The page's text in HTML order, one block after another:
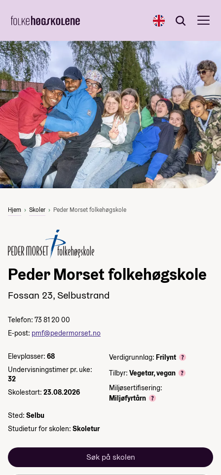
English Søk
Søk
Hjem Skoler Peder Morset folkehøgskole
Peder Morset folkehøgskole
Fossan 23, Selbustrand
Telefon: 73 81 20 00
E-post: pmf@pedermorset.no
Elevplasser: 68
Undervisningstimer pr. uke:
32
Skolestart: 23.08.2026
Verdigrunnlag: Frilynt
Tilbyr:Vegetar, vegan
Miljøsertifisering:
Miljøfyrtårn
Sted: Selbu
Studietur for skolen: Skoletur
Søk på skolen